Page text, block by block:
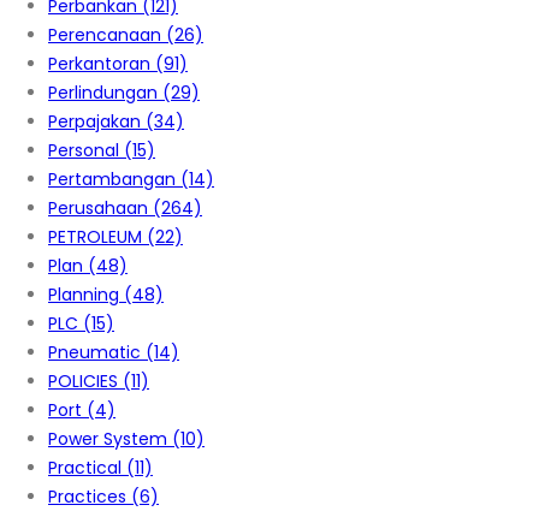
Perbankan (121)
Perencanaan (26)
Perkantoran (91)
Perlindungan (29)
Perpajakan (34)
Personal (15)
Pertambangan (14)
Perusahaan (264)
PETROLEUM (22)
Plan (48)
Planning (48)
PLC (15)
Pneumatic (14)
POLICIES (11)
Port (4)
Power System (10)
Practical (11)
Practices (6)